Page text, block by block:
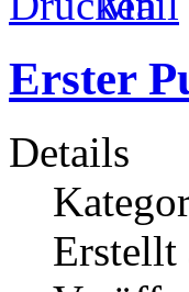
Erster
Details
Erstellt